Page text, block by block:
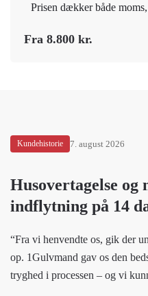
Prisen dækker både
Fra 8.800 kr.
Kundehistorie 7. august 2026
Husovertagelse og
indflytning på 14
“Fra vi henvendte os, gik der
op. 1Gulvmand gav os den
tryghed i processen – og vi